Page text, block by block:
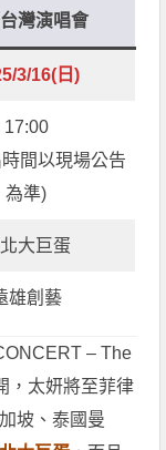
灣演唱會
3/16(日)
17:00
間以現場公告
為準)
大巨蛋
雄創藝
– The
，太妍將至菲律
坡、泰國曼